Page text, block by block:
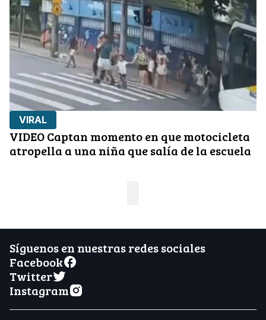
VIRAL
VIDEO Captan momento en que motocicleta
atropella a una niña que salía de la escuela
Síguenos en nuestras redes sociales
Facebook
Twitter
Instagram